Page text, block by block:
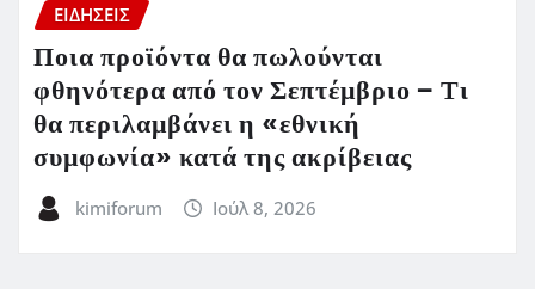
ΕΙΔΗΣΕΙΣ
Ποια προϊόντα θα πωλούνται
φθηνότερα από τον Σεπτέμβριο – Τι
θα περιλαμβάνει η «εθνική
συμφωνία» κατά της ακρίβειας
kimiforum Ιούλ 8, 2026